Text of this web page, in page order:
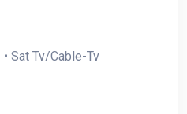
Sat Tv/Cable-Tv